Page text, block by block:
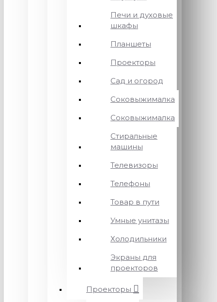
Печи и духовые
шкафы
Планшеты
Проекторы
Сад и огород
Соковыжималка
Соковыжималка
Стиральные
машины
Телевизоры
Телефоны
Товар в пути
Умные унитазы
Холодильники
Экраны для
проекторов
Проекторы